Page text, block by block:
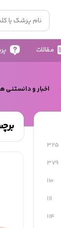
مقالات
اخبار و
325
379
110
111
114